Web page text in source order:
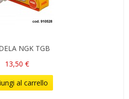
NGK TGB
13,50 €
al carrello